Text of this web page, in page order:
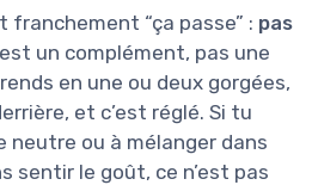
franchement “ça passe” : pas
un complément, pas une
en une ou deux gorgées,
et c’est réglé. Si tu
neutre ou à mélanger dans
sentir le goût, ce n’est pas